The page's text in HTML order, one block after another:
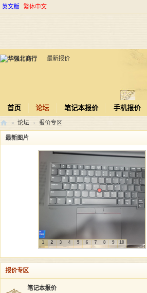
英文版 繁体中文
最新报价
首页 论坛 笔记本报价 手机报价
华
» 论坛 › 报价专区
最新图片
1 2 3 4 5 6 7 8 9 10
报价专区
笔记本报价